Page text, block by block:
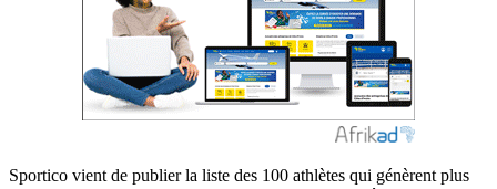
Sportico vient de publier la liste des 100 athlètes qui génèrent plus